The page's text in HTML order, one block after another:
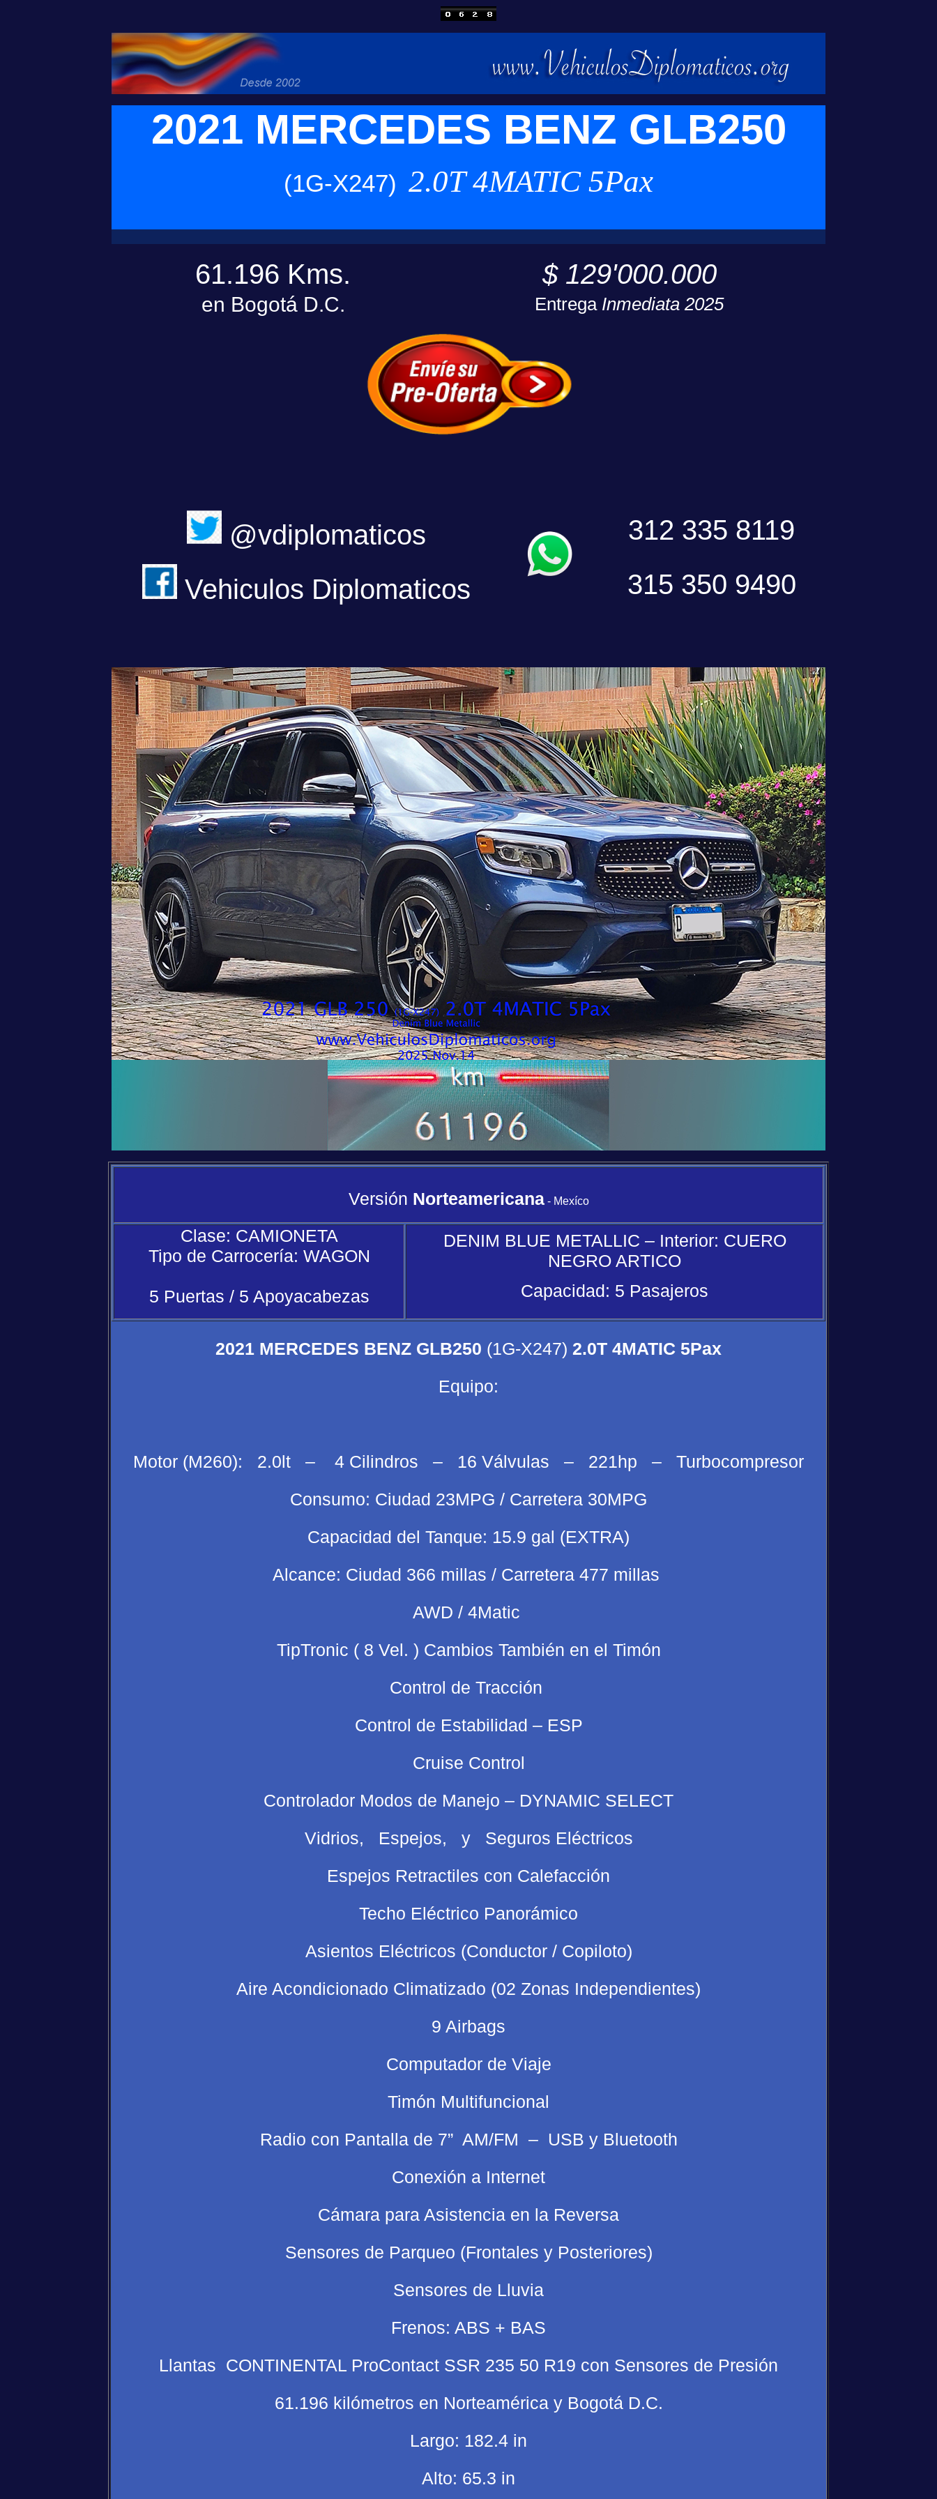
2021 MERCEDES BENZ GLB250
(1G-X247) 2.0T 4MATIC 5Pax
61.196 Kms. $ 129'000.000
en Bogotá D.C. Entrega Inmediata 2025
@vdiplomaticos
312 335 8119
Vehiculos Diplomaticos
315 350 9490
Versión Norteamericana- Mexíco
Clase: CAMIONETA
Tipo de Carrocería: WAGON
5 Puertas / 5 Apoyacabezas
DENIM BLUE METALLIC – Interior: CUERO
NEGRO ARTICO
Capacidad: 5 Pasajeros
2021 MERCEDES BENZ GLB250 (1G-X247) 2.0T 4MATIC 5Pax
Equipo:
Motor (M260): 2.0lt – 4 Cilindros – 16 Válvulas – 221hp – Turbocompresor
Consumo: Ciudad 23MPG / Carretera 30MPG
Capacidad del Tanque: 15.9 gal (EXTRA)
Alcance: Ciudad 366 millas / Carretera 477 millas
AWD / 4Matic
TipTronic ( 8 Vel. ) Cambios También en el Timón
Control de Tracción
Control de Estabilidad – ESP
Cruise Control
Controlador Modos de Manejo – DYNAMIC SELECT
Vidrios, Espejos, y Seguros Eléctricos
Espejos Retractiles con Calefacción
Techo Eléctrico Panorámico
Asientos Eléctricos (Conductor / Copiloto)
Aire Acondicionado Climatizado (02 Zonas Independientes)
9 Airbags
Computador de Viaje
Timón Multifuncional
Radio con Pantalla de 7” AM/FM – USB y Bluetooth
Conexión a Internet
Cámara para Asistencia en la Reversa
Sensores de Parqueo (Frontales y Posteriores)
Sensores de Lluvia
Frenos: ABS + BAS
Llantas CONTINENTAL ProContact SSR 235 50 R19 con Sensores de Presión
61.196 kilómetros en Norteamérica y Bogotá D.C.
Largo: 182.4 in
Alto: 65.3 in